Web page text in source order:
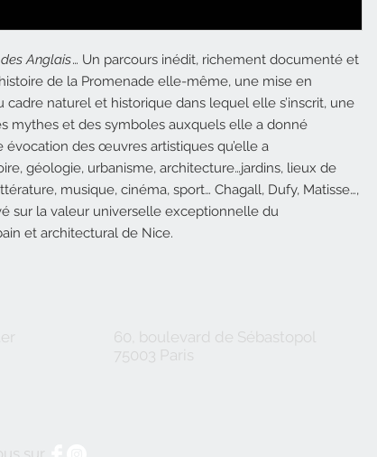
Anglais… Un parcours inédit, richement documenté et
de la Promenade elle-même, une mise en
cadre naturel et historique dans lequel elle s’inscrit, une
mythes et des symboles auxquels elle a donné
évocation des œuvres artistiques qu’elle a
géologie, urbanisme, architecture…jardins, lieux de
musique, cinéma, sport… Chagall, Dufy, Matisse…,
sur la valeur universelle exceptionnelle du
et architectural de Nice.
60, boulevard de Sébastopol
75003 Paris
sur